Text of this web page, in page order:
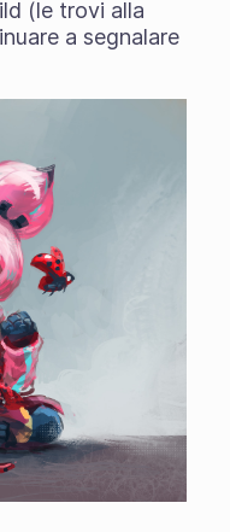
(le trovi alla
a segnalare